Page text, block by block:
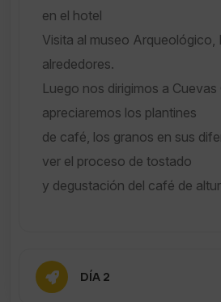
en el hotel
Visita al museo Arqueológico,
alrededores.
Luego nos dirigimos a
apreciaremos los plantines
de café, los granos en sus
ver el proceso de tostado
y degustación del café de
DÍA 2